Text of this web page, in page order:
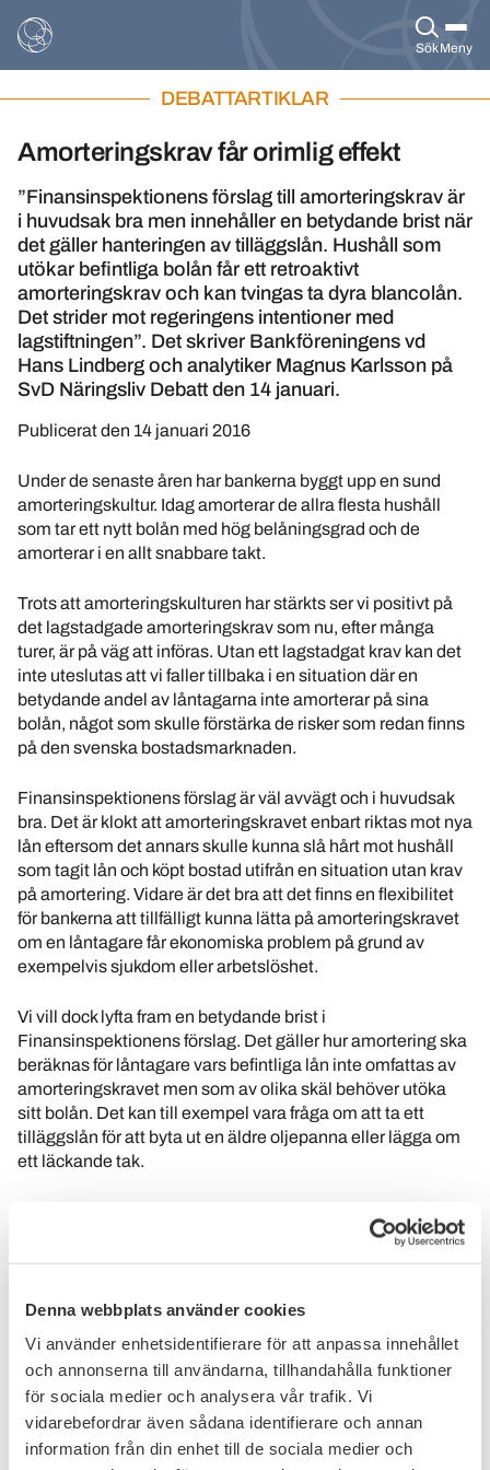
Denna webbplats använder cookies
Vi använder enhetsidentifierare för att anpassa innehållet
och annonserna till användarna, tillhandahålla funktioner
för sociala medier och analysera vår trafik. Vi
vidarebefordrar även sådana identifierare och annan
information från din enhet till de sociala medier och
SökMeny
DEBATTARTIKLAR
Amorteringskrav får orimlig effekt
”Finansinspektionens förslag till amorteringskrav är
i huvudsak bra men innehåller en betydande brist när
det gäller hanteringen av tilläggslån. Hushåll som
utökar befintliga bolån får ett retroaktivt
amorteringskrav och kan tvingas ta dyra blancolån.
Det strider mot regeringens intentioner med
lagstiftningen”. Det skriver Bankföreningens vd
Hans Lindberg och analytiker Magnus Karlsson på
SvD Näringsliv Debatt den 14 januari.
Publicerat den 14 januari 2016
Under de senaste åren har bankerna byggt upp en sund
amorteringskultur. Idag amorterar de allra flesta hushåll
som tar ett nytt bolån med hög belåningsgrad och de
amorterar i en allt snabbare takt.
Trots att amorteringskulturen har stärkts ser vi positivt på
det lagstadgade amorteringskrav som nu, efter många
turer, är på väg att införas. Utan ett lagstadgat krav kan det
inte uteslutas att vi faller tillbaka i en situation där en
betydande andel av låntagarna inte amorterar på sina
bolån, något som skulle förstärka de risker som redan finns
på den svenska bostadsmarknaden.
Finansinspektionens förslag är väl avvägt och i huvudsak
bra. Det är klokt att amorteringskravet enbart riktas mot nya
lån eftersom det annars skulle kunna slå hårt mot hushåll
som tagit lån och köpt bostad utifrån en situation utan krav
på amortering. Vidare är det bra att det finns en flexibilitet
för bankerna att tillfälligt kunna lätta på amorteringskravet
om en låntagare får ekonomiska problem på grund av
exempelvis sjukdom eller arbetslöshet.
Vi vill dock lyfta fram en betydande brist i
Finansinspektionens förslag. Det gäller hur amortering ska
beräknas för låntagare vars befintliga lån inte omfattas av
amorteringskravet men som av olika skäl behöver utöka
sitt bolån. Det kan till exempel vara fråga om att ta ett
tilläggslån för att byta ut en äldre oljepanna eller lägga om
ett läckande tak.
Ett hushåll har ett amorteringsfritt bostadslån på 4 miljoner
kronor, det vill säga ett lån som tagits innan
över 70 procent. Hushållet har ett lånebehov på ytterligare
200 000 kronor. Räntan för ett nytt bolån antas vara 2
procent. Samtidigt antas räntan för blancolån vara 4
procent och återbetalningstiden 10 år.
Om låntagaren tar det nya lånet på 200 000 kronor i form av